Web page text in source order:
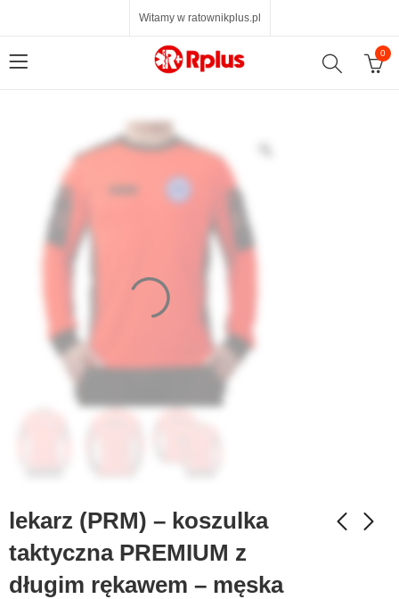
Witamy w ratownikplus.pl
0
lekarz (PRM) – koszulka
taktyczna PREMIUM z
długim rękawem – męska